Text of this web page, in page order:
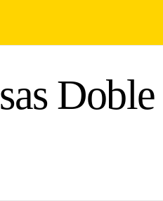
Doble